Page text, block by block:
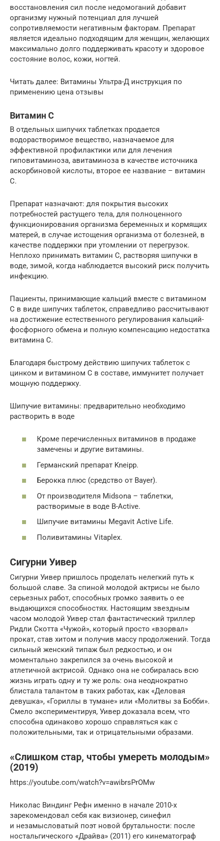
восстановления сил после недомоганий добавит
организму нужный потенциал для лучшей
сопротивляемости негативным факторам. Препарат
является идеально подходящим для женщин, желающих
максимально долго поддерживать красоту и здоровое
состояние волос, кожи, ногтей.
Читать далее: Витамины Ультра-Д инструкция по
применению цена отзывы
Витамин С
В отдельных шипучих таблетках продается
водорастворимое вещество, назначаемое для
эффективной профилактики или для лечения
гиповитаминоза, авитаминоза в качестве источника
аскорбиновой кислоты, второе ее название – витамин
С.
Препарат назначают: для покрытия высоких
потребностей растущего тела, для полноценного
функционирования организма беременных и кормящих
матерей, в случае истощения организма от болезней, в
качестве поддержки при утомлении от перегрузок.
Неплохо принимать витамин С, растворяя шипучки в
воде, зимой, когда наблюдается высокий риск получить
инфекцию.
Пациенты, принимающие кальций вместе с витамином
С в виде шипучих таблеток, справедливо рассчитывают
на достижение естественного регулирования кальций-
фосфорного обмена и полную компенсацию недостатка
витамина C.
Благодаря быстрому действию шипучих таблеток с
цинком и витамином С в составе, иммунитет получает
мощную поддержку.
Шипучие витамины: предварительно необходимо
растворить в воде
Кроме перечисленных витаминов в продаже
замечены и другие витамины.
Германский препарат Kneipp.
Берокка плюс (средство от Bayer).
От производителя Midsona – таблетки,
растворимые в воде В-Active.
Шипучие витамины Megavit Active Life.
Поливитамины Vitaplex.
Сигурни Уивер
Сигурни Уивер пришлось проделать нелегкий путь к
большой славе. За спиной молодой актрисы не было
серьезных работ, способных громко заявить о ее
выдающихся способностях. Настоящим звездным
часом молодой Уивер стал фантастический триллер
Ридли Скотта «Чужой», который просто «взорвал»
прокат, став хитом и получив массу продолжений. Тогда
сильный женский типаж был редкостью, и он
моментально закрепился за очень высокой и
атлетичной актрисой. Однако она не собиралась всю
жизнь играть одну и ту же роль: она неоднократно
блистала талантом в таких работах, как «Деловая
девушка», «Гориллы в тумане» или «Молитвы за Бобби».
Смело экспериментируя, Уивер доказала всем, что
способна одинаково хорошо справляться как с
положительными, так и отрицательными образами.
«Слишком стар, чтобы умереть молодым»
(2019)
https://youtube.com/watch?v=awibrsPrOMw
Николас Виндинг Рефн именно в начале 2010-х
зарекомендовал себя как визионер, синефил
и незамысловатый поэт новой брутальности: после
ностальгического «Драйва» (2011) его кинематограф